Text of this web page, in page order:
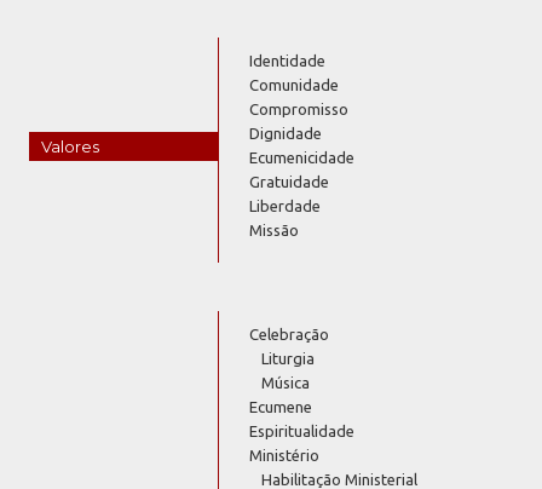
Valores
Identidade
Comunidade
Compromisso
Dignidade
Ecumenicidade
Gratuidade
Liberdade
Missão
Celebração
Liturgia
Música
Ecumene
Espiritualidade
Ministério
Habilitação Ministerial